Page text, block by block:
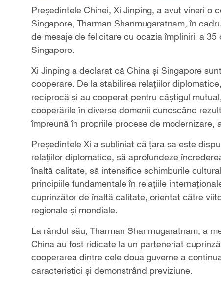
Președintele Chinei, Xi Jinping, a avut vineri o
Singapore, Tharman Shanmugaratnam, în
de mesaje de felicitare cu ocazia împlinirii a
Singapore.
Xi Jinping a declarat că China și Singapore
cooperare. De la stabilirea relațiilor
reciprocă și au cooperat pentru câștigul
cooperările în diverse domenii cunoscând
împreună în propriile procese de modernizare,
Președintele Xi a subliniat că țara sa este
relațiilor diplomatice, să aprofundeze
înaltă calitate, să intensifice schimburile
principiile fundamentale în relațiile
cuprinzător de înaltă calitate, orientat către
regionale și mondiale.
La rândul său, Tharman Shanmugaratnam, a
China au fost ridicate la un parteneriat
cooperarea dintre cele două guverne a
caracteristici și demonstrând previziune.